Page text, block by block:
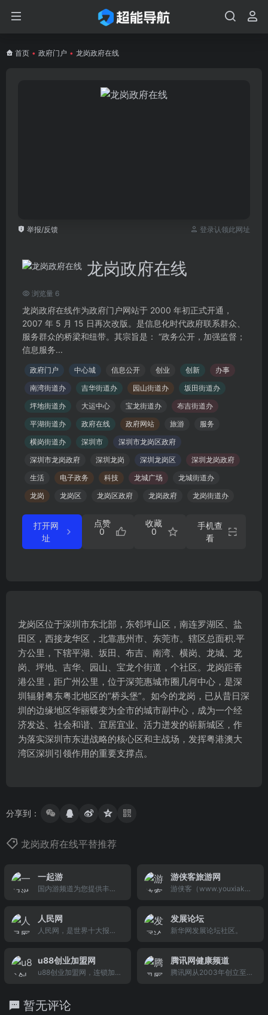
首页 • 政府门户 • 龙岗政府在线
举报/反馈 登录认领此网址
龙岗政府在线
浏览量 6
龙岗政府在线作为政府门户网站于 2000 年初正式开通，
2007 年 5 月 15 日再次改版。是信息化时代政府联系群众、
服务群众的桥梁和纽带。其宗旨是： “政务公开，加强监督；
信息服务...
政府门户 中心城 信息公开 创业 创新
办事
南湾街道办
吉华街道办 园山街道办
坂田街道办
坪地街道办
大运中心 宝龙街道办
布吉街道办
平湖街道办
政府在线 政府网站 旅游
服务
横岗街道办
深圳市
深圳市龙岗区政府
深圳市龙岗政府
深圳龙岗 深圳龙岗区
深圳龙岗政府
生活
电子政务 科技 龙城广场
龙城街道办
龙岗
龙岗区 龙岗区政府 龙岗政府 龙岗街道办
打开网
址
点赞
0
收藏
0
手机查
看
龙岗区位于深圳市东北部，东邻坪山区，南连罗湖区、盐
田区，西接龙华区，北靠惠州市、东莞市。辖区总面积.平
方公里，下辖平湖、坂田、布吉、南湾、横岗、龙城、龙
岗、坪地、吉华、园山、宝龙个街道，个社区。龙岗距香
港公里，距广州公里，位于深莞惠城市圈几何中心，是深
圳辐射粤东粤北地区的“桥头堡”。如今的龙岗，已从昔日深
圳的边缘地区华丽蝶变为全市的城市副中心，成为一个经
济发达、社会和谐、宜居宜业、活力迸发的崭新城区，作
为落实深圳市东进战略的核心区和主战场，发挥粤港澳大
湾区深圳引领作用的重要支撑点。
分享到：
龙岗政府在线平替推荐
一起游
国内游频道为您提供丰
权威的热门城市和景点攻
略、丰富的国内旅游景点
题、游记博客和当季旅游
景点推荐。
游侠客旅游网
游侠客（www.youxiake.
友、摄友提供网络出游和
户外交友的专业在线旅游
内外独家深度游线路而闻
名!
人民网
人民网，是世界十大报纸
息发布平台，也是互联网
上最大的中文和多语种新
点新闻网站，人民网以新
闻报道的权威性、及时
发展论坛
新华网发展论坛社区。
u88创业加盟网
u88创业加盟网，连锁加
盟连锁代理好品牌，致富
腾讯网健康频道
腾讯网从2003年创立至
暂无评论